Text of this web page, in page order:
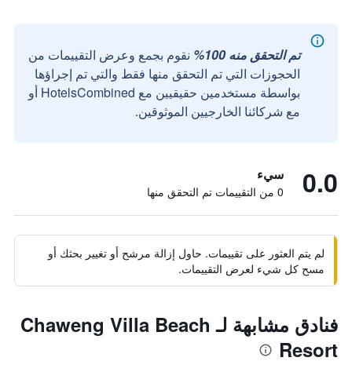
تم التحقق منه 100%
نقوم بجمع وعرض التقييمات من
الحجوزات التي تم التحقق منها فقط والتي تم إجراؤها
بواسطة مستخدمين حقيقيين مع HotelsCombined أو
مع شركائنا الخارجيين الموثوقين.
0.0 سيء
0 من التقييمات تم التحقق منها
لم يتم العثور على تقييمات. حاول إزالة مرشح أو تغيير بحثك أو
مسح كل شيء لعرض التقييمات.
فنادق مشابهة لـ Chaweng Villa Beach
Resort